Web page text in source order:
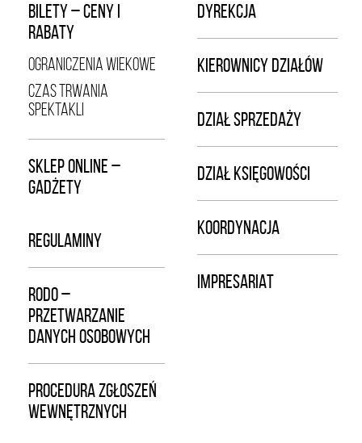
BILETY – CENY I
RABATY
OGRANICZENIA WIEKOWE
CZAS TRWANIA
SPEKTAKLI
SKLEP ONLINE –
GADŻETY
REGULAMINY
RODO –
PRZETWARZANIE
DANYCH OSOBOWYCH
PROCEDURA ZGŁOSZEŃ
WEWNĘTRZNYCH
DYREKCJA
KIEROWNICY DZIAŁÓW
DZIAŁ SPRZEDAŻY
DZIAŁ KSIĘGOWOŚCI
KOORDYNACJA
IMPRESARIAT